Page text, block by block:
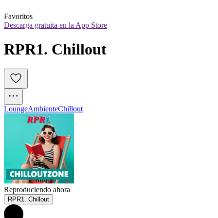
Favoritos
Descarga gratuita en la App Store
RPR1. Chillout
LoungeAmbienteChillout
Reproduciendo ahora
RPR1. Chillout